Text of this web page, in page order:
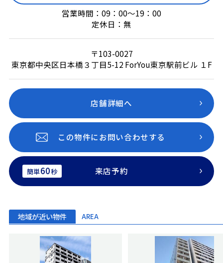
営業時間：09：00～19：00
定休日：無
〒103-0027
東京都中央区日本橋３丁目5-12 ForYou東京駅前ビル １F
店舗詳細へ
この物件にお問い合わせする
簡単60秒 来店予約
地域が近い物件 AREA